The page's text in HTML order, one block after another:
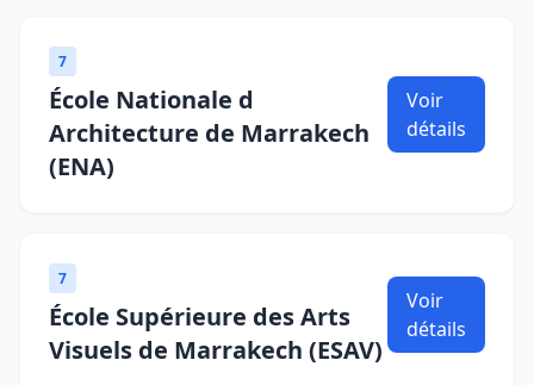
7
École Nationale d
Architecture de Marrakech
(ENA)
Voir
détails
7
École Supérieure des Arts
Visuels de Marrakech (ESAV)
Voir
détails